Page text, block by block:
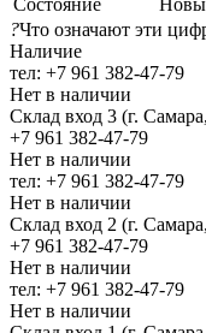
?Что означают эти
Наличие
тел: +7 961 382-47-79
Нет в наличии
Склад вход 3 (г.
+7 961 382-47-79
Нет в наличии
тел: +7 961 382-47-79
Нет в наличии
Склад вход 2 (г.
+7 961 382-47-79
Нет в наличии
тел: +7 961 382-47-79
Нет в наличии